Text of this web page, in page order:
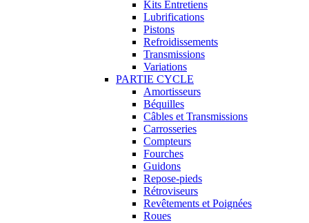
Kits Entretiens
Lubrifications
Pistons
Refroidissements
Transmissions
Variations
PARTIE CYCLE
Amortisseurs
Béquilles
Câbles et Transmissions
Carrosseries
Compteurs
Fourches
Guidons
Repose-pieds
Rétroviseurs
Revêtements et Poignées
Roues